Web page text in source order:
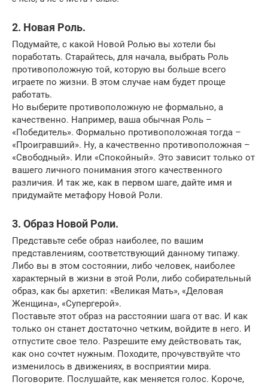
2. Новая Роль.
Подумайте, с какой Новой Ролью вы хотели бы
поработать. Старайтесь, для начала, выбрать Роль
противоположную той, которую вы больше всего
играете по жизни. В этом случае нам будет проще
работать.
Но выберите противоположную не формально, а
качественно. Например, ваша обычная Роль –
«Победитель». Формально противоположная тогда –
«Проигравший». Ну, а качественно противоположная –
«Свободный». Или «Спокойный». Это зависит только от
вашего личного понимания этого качественного
различия. И так же, как в первом шаге, дайте имя и
придумайте метафору Новой Роли.
3. Образ Новой Роли.
Представьте себе образ наиболее, по вашим
представлениям, соответствующий данному типажу.
Либо вы в этом состоянии, либо человек, наиболее
характерный в жизни в этой Роли, либо собирательный
образ, как бы архетип: «Великая Мать», «Деловая
Женщина», «Супергерой».
Поставьте этот образ на расстоянии шага от вас. И как
только он станет достаточно четким, войдите в него. И
отпустите свое тело. Разрешите ему действовать так,
как оно сочтет нужным. Походите, прочувствуйте что
изменилось в движениях, в восприятии мира.
Поговорите. Послушайте, как меняется голос. Короче,